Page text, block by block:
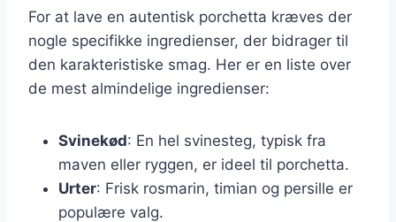
For at lave en autentisk porchetta kræves der
nogle specifikke ingredienser, der bidrager til
den karakteristiske smag. Her er en liste over
de mest almindelige ingredienser:
Svinekød: En hel svinesteg, typisk fra
maven eller ryggen, er ideel til porchetta.
Urter: Frisk rosmarin, timian og persille er
populære valg.